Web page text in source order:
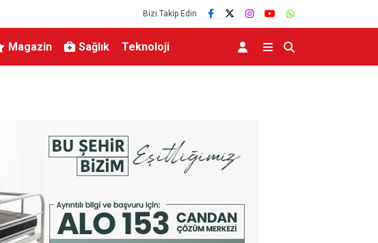
Bizi Takip Edin
Magazin Sağlık Teknoloji
binlerce vatandaşa